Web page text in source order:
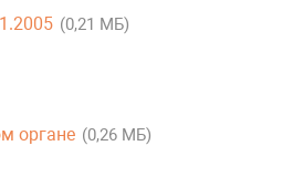
(0,21 МБ)
органе (0,26 МБ)